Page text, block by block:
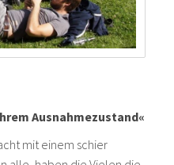
Ausnahmezustand«
mit einem schier